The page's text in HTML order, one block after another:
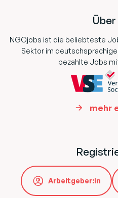
Über
NGOjobs ist die beliebteste
Sektor im
bezahlte Jobs
mehr
Arbeitgeber:in